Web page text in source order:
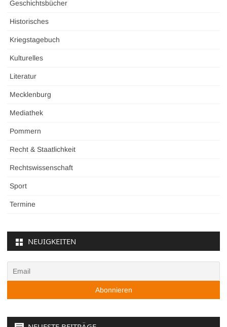
Geschichtsbücher
Historisches
Kriegstagebuch
Kulturelles
Literatur
Mecklenburg
Mediathek
Pommern
Recht & Staatlichkeit
Rechtswissenschaft
Sport
Termine
NEUIGKEITEN